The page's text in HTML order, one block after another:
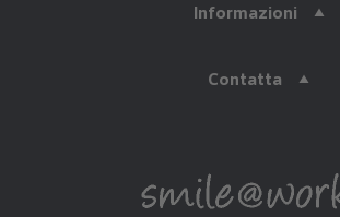
Informazioni
Contatta